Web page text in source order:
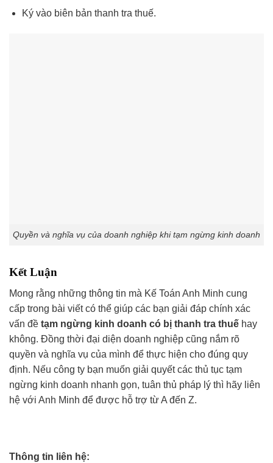
Ký vào biên bản thanh tra thuế.
Quyền và nghĩa vụ của doanh nghiệp khi tạm ngừng kinh doanh
Kết Luận
Mong rằng những thông tin mà Kế Toán Anh Minh cung
cấp trong bài viết có thể giúp các bạn giải đáp chính xác
vấn đề tạm ngừng kinh doanh có bị thanh tra thuế hay
không. Đồng thời đại diện doanh nghiệp cũng nắm rõ
quyền và nghĩa vụ của mình để thực hiện cho đúng quy
định. Nếu công ty bạn muốn giải quyết các thủ tục tạm
ngừng kinh doanh nhanh gọn, tuân thủ pháp lý thì hãy liên
hệ với Anh Minh để được hỗ trợ từ A đến Z.
Thông tin liên hệ: